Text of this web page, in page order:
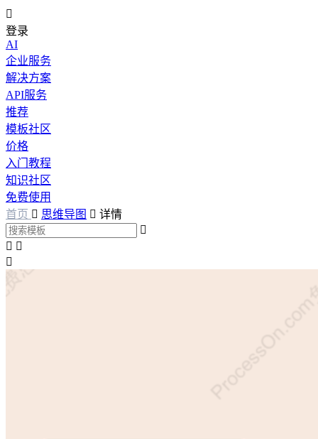

登录
AI
企业服务
解决方案
API服务
推荐
模板社区
价格
入门教程
知识社区
免费使用
首页  思维导图  详情

 
